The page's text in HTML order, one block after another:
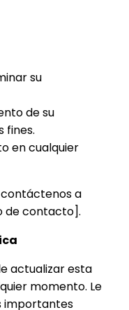
su
de su
fines.
en cualquier
a
de contacto].
actualizar esta
momento. Le
importantes